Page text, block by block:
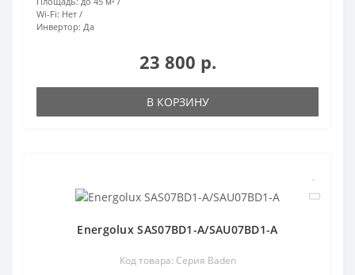
Wi-Fi: Нет
Инвертор: Да
23 800 р.
В КОРЗИНУ
Energolux SAS07BD1-A/SAU07BD1-A
Код товара: Серия Baden